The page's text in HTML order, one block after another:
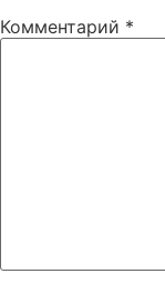
Комментарий *